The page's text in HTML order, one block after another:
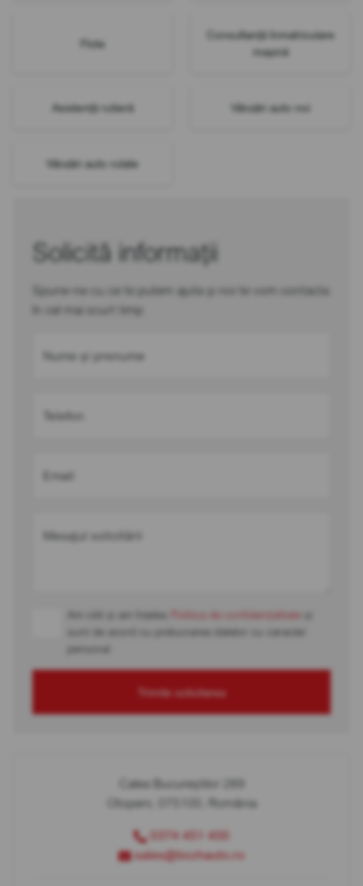
Flote
Consultanță înmatriculare
mașină
Asistență rutieră Vânzări auto noi
Vânzări auto rulate
Solicită informații
Spune-ne cu ce te putem ajuta și noi te vom contacta
în cel mai scurt timp
Nume și prenume
Telefon
Email
Mesajul solicitării
Am citit și am înțeles Politica de confidențialitate
sunt de acord cu prelucrarea datelor cu caracter
personal
Trimite solicitarea
Calea Bucureștilor 289
Otopeni, 075100, România
0374 451 400
sales@bcchauto.ro